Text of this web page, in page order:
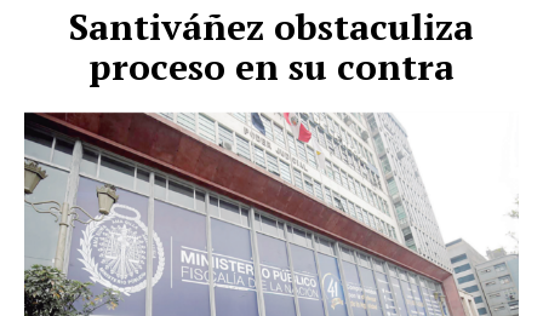
Santiváñez obstaculiza
proceso en su contra